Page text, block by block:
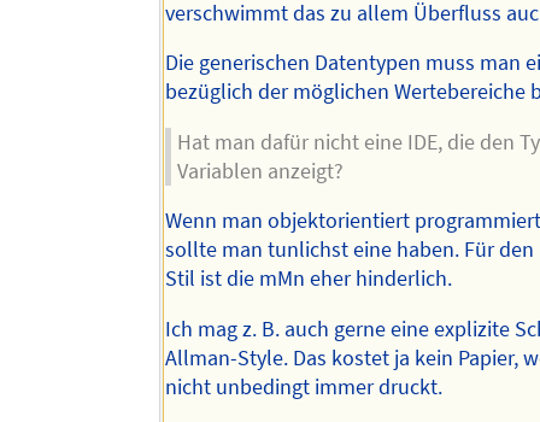
verschwimmt das zu allem Überfluss
Die generischen Datentypen muss man
bezüglich der möglichen Wertebereiche
Hat man dafür nicht eine IDE, die den
Variablen anzeigt?
Wenn man objektorientiert
sollte man tunlichst eine haben. Für
Stil ist die mMn eher hinderlich.
Ich mag z. B. auch gerne eine explizite
Allman-Style. Das kostet ja kein Papier,
nicht unbedingt immer druckt.